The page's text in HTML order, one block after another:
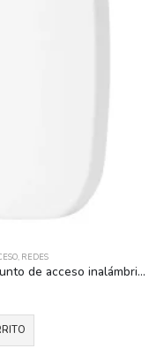
, REDES
HPE Aruba Instant ON AP12 (RW) – Punto de acceso inalámbrico)